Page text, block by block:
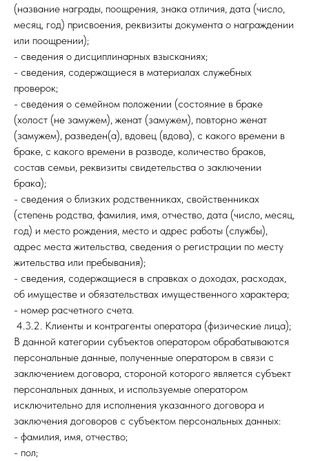
(название награды, поощрения, знака отличия, дата (число,
месяц, год) присвоения, реквизиты документа о награждении
или поощрении);
- сведения о дисциплинарных взысканиях;
- сведения, содержащиеся в материалах служебных
проверок;
- сведения о семейном положении (состояние в браке
(холост (не замужем), женат (замужем), повторно женат
(замужем), разведен(а), вдовец (вдова), с какого времени в
браке, с какого времени в разводе, количество браков,
состав семьи, реквизиты свидетельства о заключении
брака);
- сведения о близких родственниках, свойственниках
(степень родства, фамилия, имя, отчество, дата (число, месяц,
год) и место рождения, место и адрес работы (службы),
адрес места жительства, сведения о регистрации по месту
жительства или пребывания);
- сведения, содержащиеся в справках о доходах, расходах,
об имуществе и обязательствах имущественного характера;
- номер расчетного счета.
4.3.2. Клиенты и контрагенты оператора (физические лица);
В данной категории субъектов оператором обрабатываются
персональные данные, полученные оператором в связи с
заключением договора, стороной которого является субъект
персональных данных, и используемые оператором
исключительно для исполнения указанного договора и
заключения договоров с субъектом персональных данных:
- фамилия, имя, отчество;
- пол;